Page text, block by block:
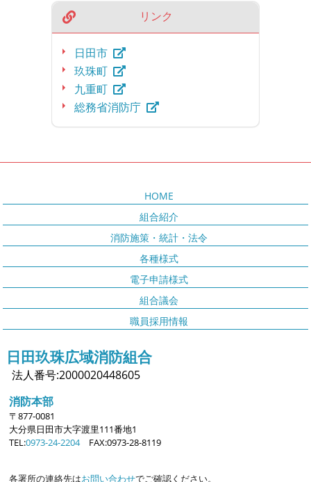
リンク
日田市
玖珠町
九重町
総務省消防庁
HOME
組合紹介
消防施策・統計・法令
各種様式
電子申請様式
組合議会
職員採用情報
日田玖珠広域消防組合
法人番号:2000020448605
消防本部
〒877-0081
大分県日田市大字渡里111番地1
TEL:0973-24-2204 FAX:0973-28-8119
各署所の連絡先はお問い合わせでご確認ください。